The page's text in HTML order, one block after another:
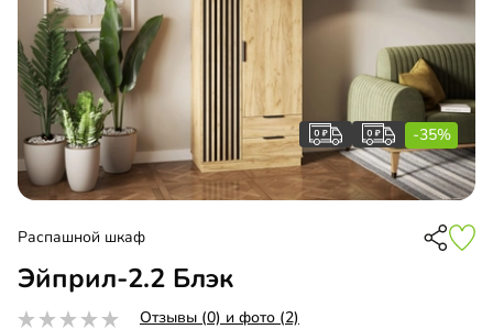
-35%
Распашной шкаф
Эйприл-2.2 Блэк
Отзывы (0) и фото (2)